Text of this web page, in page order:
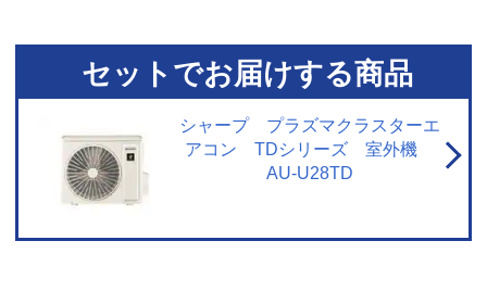
セットでお届けする商品
シャープ プラズマクラスターエ
アコン TDシリーズ 室外機
AU-U28TD